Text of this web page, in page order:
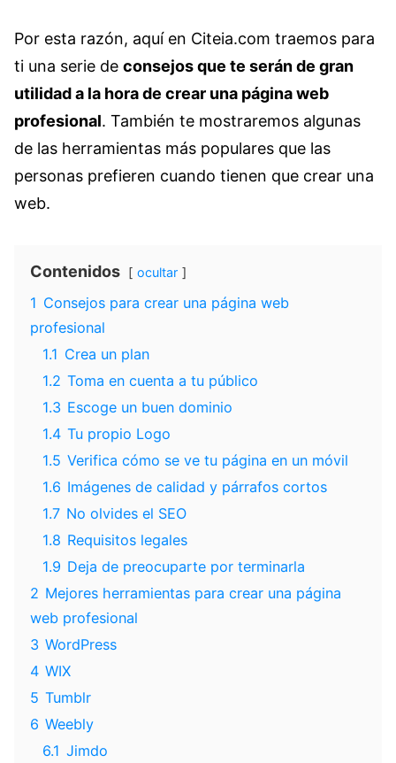
Por esta razón, aquí en Citeia.com traemos para
ti una serie de consejos que te serán de gran
utilidad a la hora de crear una página web
profesional. También te mostraremos algunas
de las herramientas más populares que las
personas prefieren cuando tienen que crear una
web.
Contenidos ocultar
1 Consejos para crear una página web
profesional
1.1 Crea un plan
1.2 Toma en cuenta a tu público
1.3 Escoge un buen dominio
1.4 Tu propio Logo
1.5 Verifica cómo se ve tu página en un móvil
1.6 Imágenes de calidad y párrafos cortos
1.7 No olvides el SEO
1.8 Requisitos legales
1.9 Deja de preocuparte por terminarla
2 Mejores herramientas para crear una página
web profesional
3 WordPress
4 WIX
5 Tumblr
6 Weebly
6.1 Jimdo